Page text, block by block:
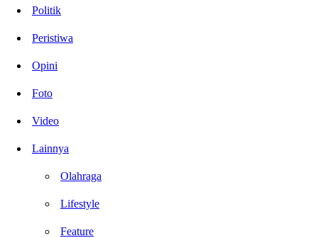
Politik
Peristiwa
Opini
Foto
Video
Lainnya
Olahraga
Lifestyle
Feature